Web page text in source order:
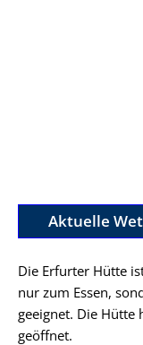
Aktuelle
Die Erfurter Hütte
nur zum Essen,
geeignet. Die
geöffnet.